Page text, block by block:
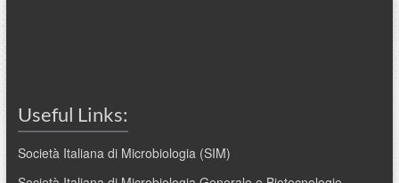
Useful Links:
Società Italiana di Microbiologia (SIM)